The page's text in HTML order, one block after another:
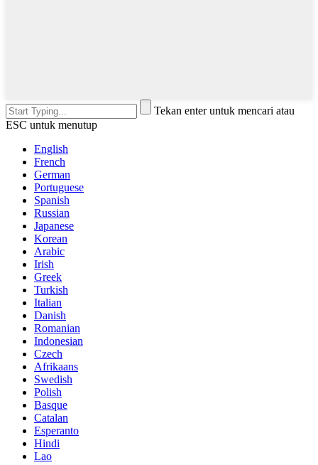
Tekan enter untuk mencari atau
ESC untuk menutup
English
French
German
Portuguese
Spanish
Russian
Japanese
Korean
Arabic
Irish
Greek
Turkish
Italian
Danish
Romanian
Indonesian
Czech
Afrikaans
Swedish
Polish
Basque
Catalan
Esperanto
Hindi
Lao